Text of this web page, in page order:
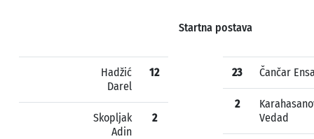
Startna postava
Hadžić
Darel
12
Skopljak
Adin
2
23 Čančar
2
Vedad